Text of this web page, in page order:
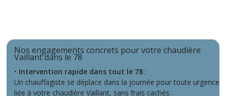
Nos engagements concrets pour votre chaudière
Vaillant dans le 78
• Intervention rapide dans tout le 78 :
Un chauffagiste se déplace dans la journée pour toute urgence
liée à votre chaudière Vaillant, sans frais cachés.